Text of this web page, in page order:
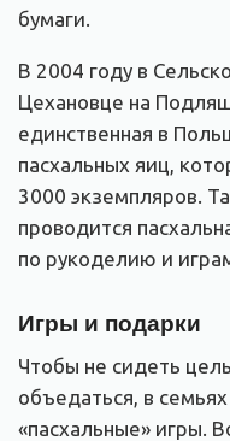
бумаги.
В 2004 году в
Цехановце на
единственная в
пасхальных яиц,
3000 экземпляров.
проводится
по рукоделию и
Игры и подарки
Чтобы не сидеть
объедаться, в
«пасхальные» игры.